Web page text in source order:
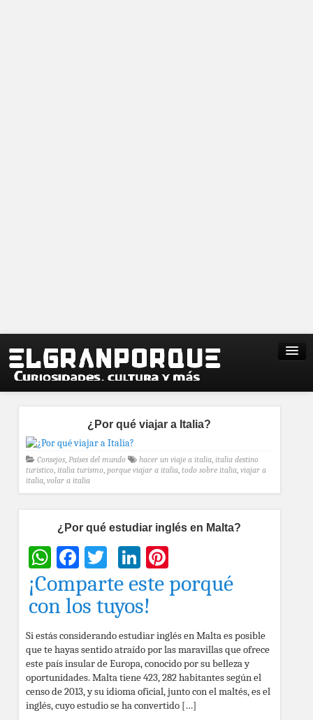
¿Por qué viajar a Italia?
Consejos, Países del mundo hacer un viaje a italia, italia destino
turistico, italia turismo, porque viajar a italia, todo sobre italia, viajar a
italia, volar a italia
¿Por qué estudiar inglés en Malta?
WhatsApp
Facebook
TwitterLinkedIn
¡Comparte este porqué
con los tuyos!
Si estás considerando estudiar inglés en Malta es posible
que te hayas sentido atraído por las maravillas que ofrece
este país insular de Europa, conocido por su belleza y
oportunidades. Malta tiene 423, 282 habitantes según el
censo de 2013, y su idioma oficial, junto con el maltés, es el
inglés, cuyo estudio se ha convertido […]